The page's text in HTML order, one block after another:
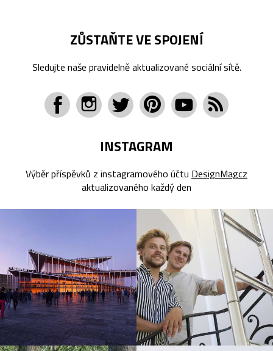
ZŮSTAŇTE VE SPOJENÍ
Sledujte naše pravidelně aktualizované sociální sítě.
INSTAGRAM
Výběr příspěvků z instagramového účtu DesignMagcz
aktualizovaného každý den